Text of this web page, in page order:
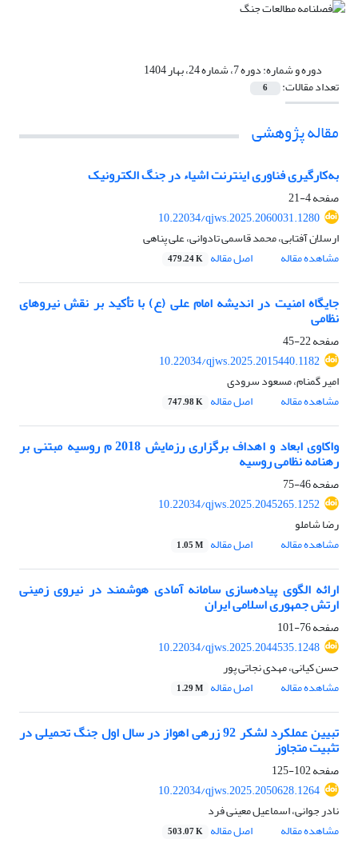
دوره و شماره:دوره 7، شماره 24، بهار 1404
تعداد مقالات: 6
مقاله پژوهشی
به‌کارگیری فناوری اینترنت اشیاء در جنگ الکترونیک
صفحه4-21
10.22034/qjws.2025.2060031.1280
ارسلان آفتابی، محمد قاسمی تادوانی، علی پناهی
مشاهده مقاله
اصل مقاله 479.24 K
جایگاه امنیت در اندیشه امام علی (ع) با تأکید بر نقش نیروهای
نظامی
صفحه22-45
10.22034/qjws.2025.2015440.1182
امیر گمنام، مسعود سرودی
مشاهده مقاله
اصل مقاله 747.98 K
واکاوی ابعاد و اهداف برگزاری رزمایش 2018 م روسیه مبتنی بر
رهنامه نظامی روسیه
صفحه46-75
10.22034/qjws.2025.2045265.1252
رضا شاملو
مشاهده مقاله
اصل مقاله 1.05 M
ارائه الگوی پیاده‌سازی سامانه آمادی هوشمند در نیروی زمینی
ارتش جمهوری اسلامی ایران
صفحه76-101
10.22034/qjws.2025.2044535.1248
حسن کیانی، مهدی نجاتی پور
مشاهده مقاله
اصل مقاله 1.29 M
تبیین عملکرد لشکر 92 زرهی اهواز در سال اول جنگ تحمیلی در
تثبیت متجاوز
صفحه102-125
10.22034/qjws.2025.2050628.1264
نادر جوانی، اسماعیل معینی فرد
مشاهده مقاله
اصل مقاله 503.07 K